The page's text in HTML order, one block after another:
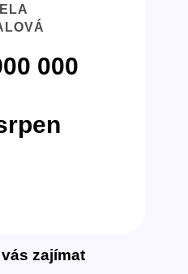
000
zajímat